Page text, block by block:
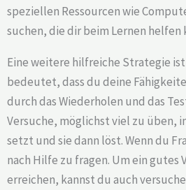
speziellen Ressourcen wie
suchen, die dir beim Lernen helfen
Eine weitere hilfreiche Strategie ist
bedeutet, dass du deine
durch das Wiederholen und das
Versuche, möglichst viel zu üben,
setzt und sie dann löst. Wenn du
nach Hilfe zu fragen. Um ein gutes
erreichen, kannst du auch